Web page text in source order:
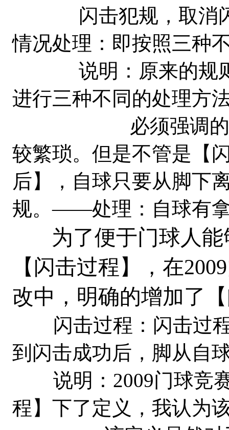
闪击犯规，取消闪
情况处理：即按照三种
说明：原来的规则
进行三种不同的处理方
必须强调的是：
较繁琐。但是不管是【
后】，自球只要从脚下
规。——处理：自球有
为了便于门球人能
【闪击过程】，在
改中，明确的增加了
闪击过程：闪击过程
到闪击成功后，脚从自
说明：2009门球竞赛
程】下了定义，我认为